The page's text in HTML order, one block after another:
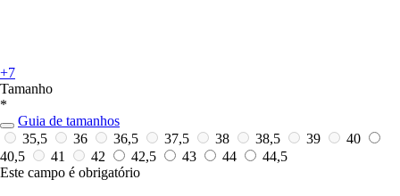
+7
Tamanho
*
Guia de tamanhos
35,5
36 36,5 37,5 38 38,5 39
40
40,5
41 42 42,5 43 44
44,5
Este campo é obrigatório